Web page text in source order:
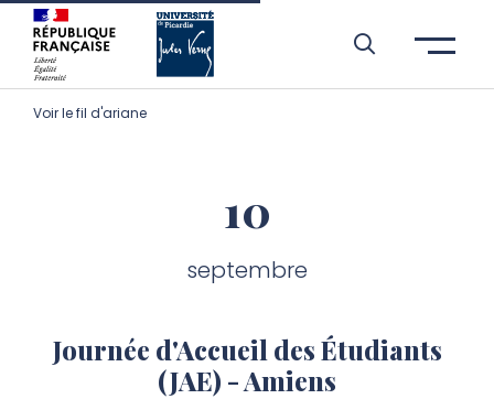
Aller à l’entête de page
Aller au menu principale
Aller au contenu principal
Aller à la recherche
Passer aux cookies
Aller au pied de page
Voir le fil d'ariane
10
septembre
Journée d'Accueil des Étudiants
(JAE) - Amiens